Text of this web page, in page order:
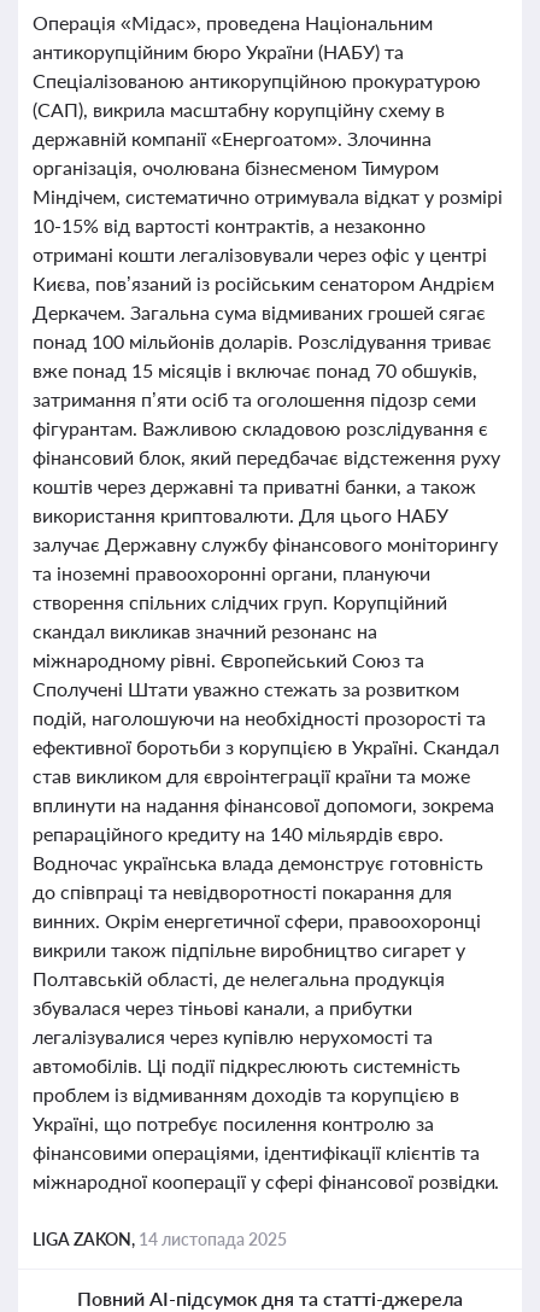
Операція «Мідас», проведена Національним
антикорупційним бюро України (НАБУ) та
Спеціалізованою антикорупційною прокуратурою
(САП), викрила масштабну корупційну схему в
державній компанії «Енергоатом». Злочинна
організація, очолювана бізнесменом Тимуром
Міндічем, систематично отримувала відкат у розмірі
10-15% від вартості контрактів, а незаконно
отримані кошти легалізовували через офіс у центрі
Києва, пов’язаний із російським сенатором Андрієм
Деркачем. Загальна сума відмиваних грошей сягає
понад 100 мільйонів доларів. Розслідування триває
вже понад 15 місяців і включає понад 70 обшуків,
затримання п’яти осіб та оголошення підозр семи
фігурантам. Важливою складовою розслідування є
фінансовий блок, який передбачає відстеження руху
коштів через державні та приватні банки, а також
використання криптовалюти. Для цього НАБУ
залучає Державну службу фінансового моніторингу
та іноземні правоохоронні органи, плануючи
створення спільних слідчих груп. Корупційний
скандал викликав значний резонанс на
міжнародному рівні. Європейський Союз та
Сполучені Штати уважно стежать за розвитком
подій, наголошуючи на необхідності прозорості та
ефективної боротьби з корупцією в Україні. Скандал
став викликом для євроінтеграції країни та може
вплинути на надання фінансової допомоги, зокрема
репараційного кредиту на 140 мільярдів євро.
Водночас українська влада демонструє готовність
до співпраці та невідворотності покарання для
винних. Окрім енергетичної сфери, правоохоронці
викрили також підпільне виробництво сигарет у
Полтавській області, де нелегальна продукція
збувалася через тіньові канали, а прибутки
легалізувалися через купівлю нерухомості та
автомобілів. Ці події підкреслюють системність
проблем із відмиванням доходів та корупцією в
Україні, що потребує посилення контролю за
фінансовими операціями, ідентифікації клієнтів та
міжнародної кооперації у сфері фінансової розвідки.
LIGA ZAKON, 14 листопада 2025
Повний AI-підсумок дня та статті-джерела